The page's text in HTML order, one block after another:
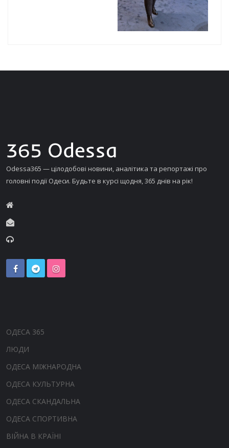
Odessa365 — цілодобові новини, аналітика та репортажі про
головні події Одеси. Будьте в курсі щодня, 365 днів на рік!
ОДЕСА 365
ЛЮДИ
ОДЕСА МІЖНАРОДНА
ОДЕСА КУЛЬТУРНА
ОДЕСА СКАНДАЛЬНА
ОДЕСА СПОРТИВНА
ВІЙНА В КРАЇНІ